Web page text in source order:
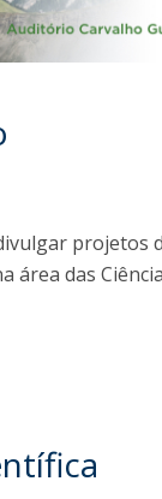
projetos
área das